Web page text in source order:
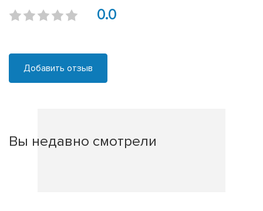
0.0
Добавить отзыв
Вы недавно смотрели